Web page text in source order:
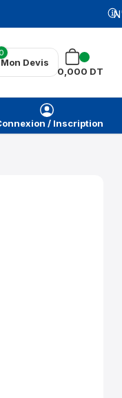
0
Mon Devis
0,000 DT
/ Inscription